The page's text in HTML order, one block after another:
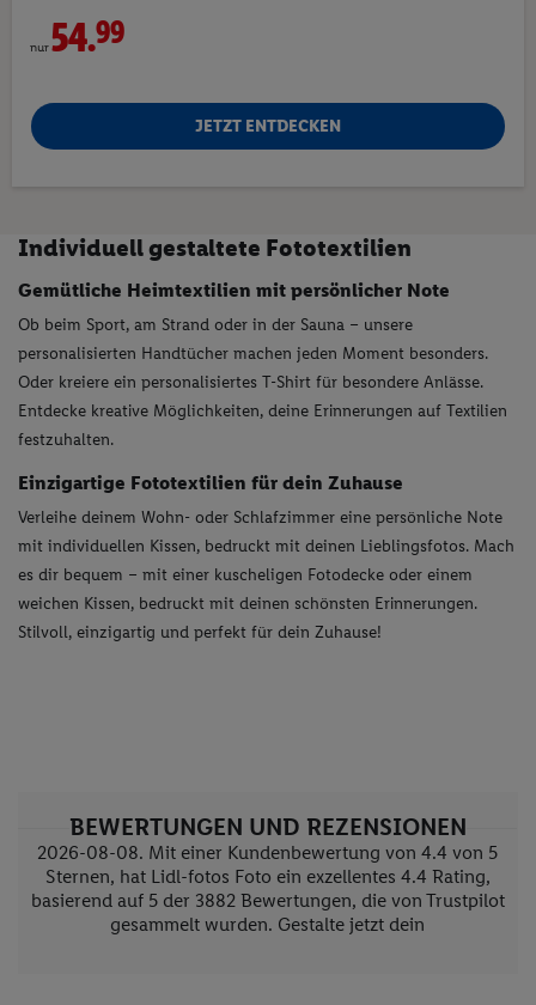
nur54.99
JETZT ENTDECKEN
Individuell gestaltete Fototextilien
Gemütliche Heimtextilien mit persönlicher Note
Ob beim Sport, am Strand oder in der Sauna – unsere
personalisierten Handtücher machen jeden Moment besonders.
Oder kreiere ein personalisiertes T-Shirt für besondere Anlässe.
Entdecke kreative Möglichkeiten, deine Erinnerungen auf Textilien
festzuhalten.
Einzigartige Fototextilien für dein Zuhause
Verleihe deinem Wohn- oder Schlafzimmer eine persönliche Note
mit individuellen Kissen, bedruckt mit deinen Lieblingsfotos. Mach
es dir bequem – mit einer kuscheligen Fotodecke oder einem
weichen Kissen, bedruckt mit deinen schönsten Erinnerungen.
Stilvoll, einzigartig und perfekt für dein Zuhause!
BEWERTUNGEN UND REZENSIONEN
2026-08-08. Mit einer Kundenbewertung von 4.4 von 5
Sternen, hat Lidl-fotos Foto ein exzellentes 4.4 Rating,
basierend auf 5der 3882Bewertungen, die von Trustpilot
gesammelt wurden. Gestalte jetzt dein